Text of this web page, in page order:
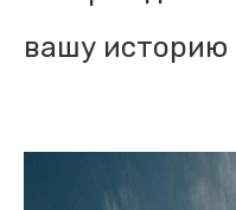
вашу историю